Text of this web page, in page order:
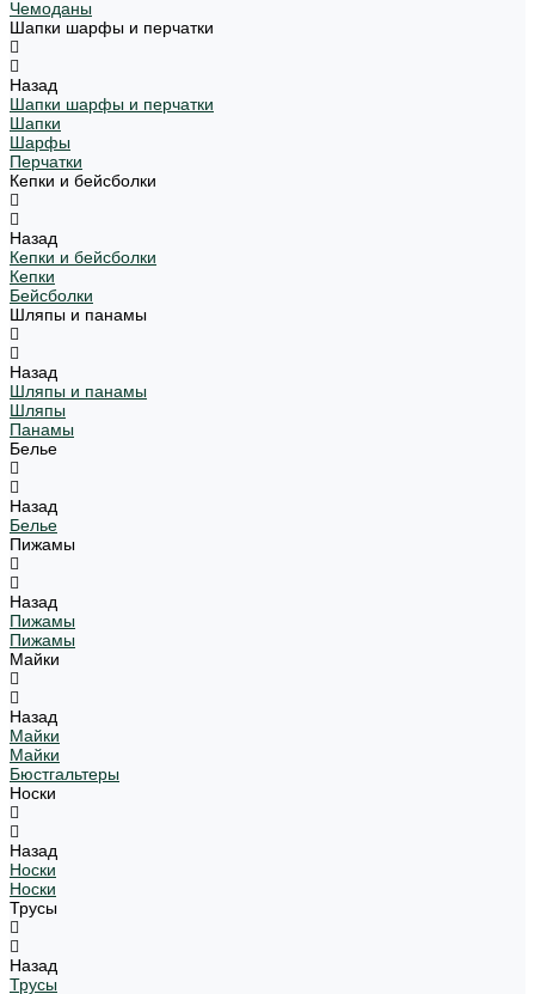
Чемоданы
Шапки шарфы и перчатки
Назад
Шапки шарфы и перчатки
Шапки
Шарфы
Перчатки
Кепки и бейсболки
Назад
Кепки и бейсболки
Кепки
Бейсболки
Шляпы и панамы
Назад
Шляпы и панамы
Шляпы
Панамы
Белье
Назад
Белье
Пижамы
Назад
Пижамы
Пижамы
Майки
Назад
Майки
Майки
Бюстгальтеры
Носки
Назад
Носки
Носки
Трусы
Назад
Трусы